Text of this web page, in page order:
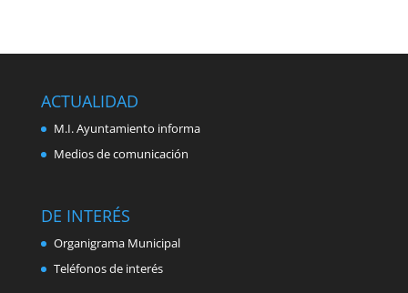
ACTUALIDAD
M.I. Ayuntamiento informa
Medios de comunicación
DE INTERÉS
Organigrama Municipal
Teléfonos de interés